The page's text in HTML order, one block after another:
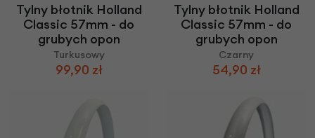
Tylny błotnik Holland
Classic 57mm - do
grubych opon
Turkusowy
99,90 zł
Tylny błotnik Holland
Classic 57mm - do
grubych opon
Czarny
54,90 zł